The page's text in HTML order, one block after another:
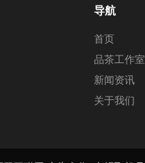
导航
首页
品茶工作室
新闻资讯
关于我们